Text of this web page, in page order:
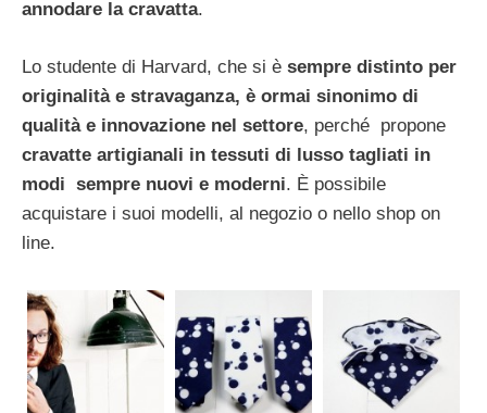
annodare la cravatta.
Lo studente di Harvard, che si è sempre distinto per
originalità e stravaganza, è ormai sinonimo di
qualità e innovazione nel settore, perché propone
cravatte artigianali in tessuti di lusso tagliati in
modi sempre nuovi e moderni. È possibile
acquistare i suoi modelli, al negozio o nello shop on
line.